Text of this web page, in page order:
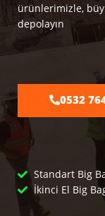
ürünlerimizle,
depolayın
0532
Standart Big
İkinci El Big